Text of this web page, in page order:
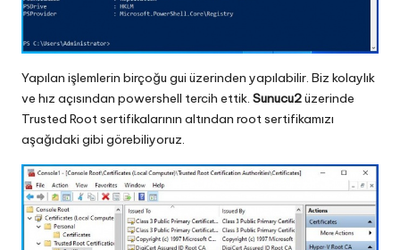
Yapılan işlemlerin birçoğu gui üzerinden yapılabilir. Biz kolaylık
ve hız açısından powershell tercih ettik. Sunucu2üzerinde
Trusted Root sertifikalarının altından root sertifikamızı
aşağıdaki gibi görebiliyoruz.